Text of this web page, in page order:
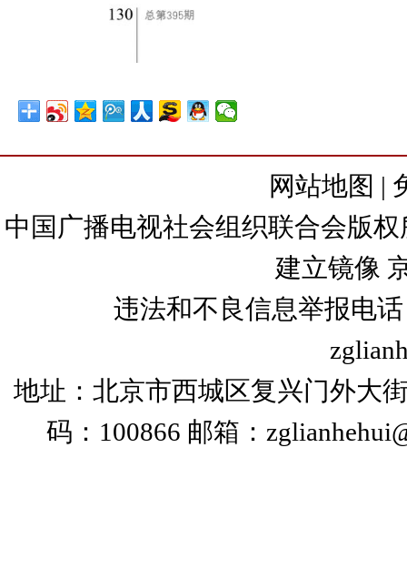
网站地图 |
中国广播电视社会组织联合会版
建立镜像
违法和不良信息举报电
地址：北京市西城区复兴门外大
码：100866 邮箱：